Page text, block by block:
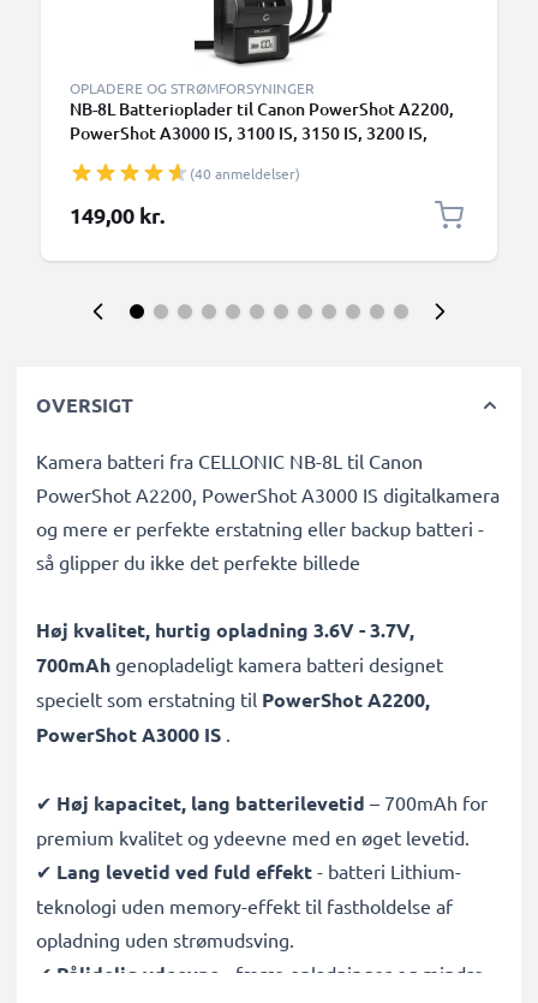
OPLADERE OG STRØMFORSYNINGER
NB-8L Batterioplader til Canon PowerShot A2200,
PowerShot A3000 IS, 3100 IS, 3150 IS, 3200 IS,
(40 anmeldelser)
149,00 kr.
OVERSIGT
Kamera batteri fra CELLONIC NB-8L til Canon
PowerShot A2200, PowerShot A3000 IS digitalkamera
og mere er perfekte erstatning eller backup batteri -
så glipper du ikke det perfekte billede
Høj kvalitet, hurtig opladning 3.6V - 3.7V,
700mAh genopladeligt kamera batteri designet
specielt som erstatning til PowerShot A2200,
PowerShot A3000 IS .
✔ Høj kapacitet, lang batterilevetid – 700mAh for
premium kvalitet og ydeevne med en øget levetid.
✔ Lang levetid ved fuld effekt - batteri Lithium-
teknologi uden memory-effekt til fastholdelse af
opladning uden strømudsving.
✔ Pålidelig ydeevne - færre opladninger og mindre